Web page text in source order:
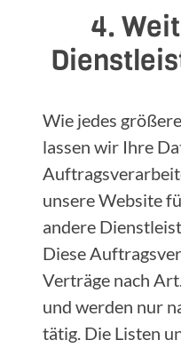
4.
Wie jedes
lassen wir Ihre
unsere Website
andere
Diese
Verträge nach
und werden nur
tätig. Die Listen